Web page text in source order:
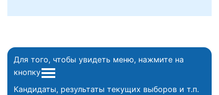
Для того, чтобы увидеть меню, нажмите на
кнопку
Кандидаты, результаты текущих выборов и т.п.